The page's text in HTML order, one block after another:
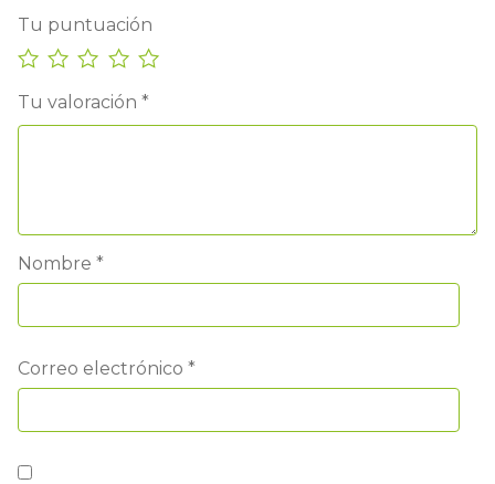
Tu puntuación
Tu valoración *
Nombre *
Correo electrónico *